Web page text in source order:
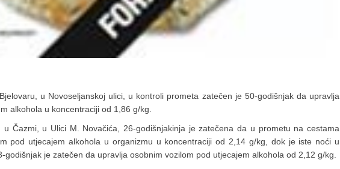
u Novoseljanskoj ulici, u kontroli prometa zatečen je 50-godišnjak da upravlja
alkohola u koncentraciji od 1,86 g/kg.
u Ulici M. Novačića, 26-godišnjakinja je zatečena da u prometu na cestama
pod utjecajem alkohola u organizmu u koncentraciji od 2,14 g/kg, dok je iste noći u
godišnjak je zatečen da upravlja osobnim vozilom pod utjecajem alkohola od 2,12 g/kg.